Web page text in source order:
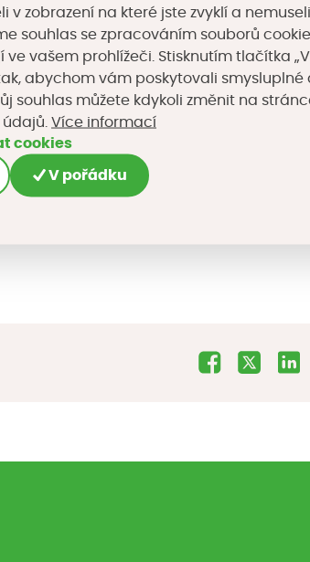
na údržbu a realizaci, ale mají řadu
městu pomoci proti vlnám veder,
a mnoha dalšímproblémům zároveň.
na psychickou pohodu obyvatel. Za
ých a přírodě blízk
výkon.
v zobrazení na které jste zvyklí a
souhlas se zpracováním souborů
vašem prohlížeči. Stisknutím tlačítka „V
abychom vám poskytovali smysluplné
souhlas můžete kdykoli změnit na
Více informací
cookies
V pořádku